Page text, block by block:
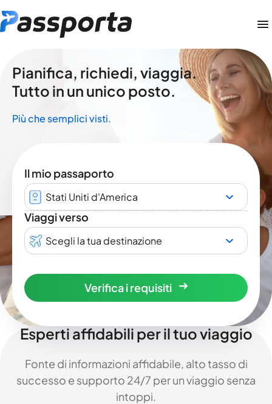
Pianifica, richiedi, viaggia.
Tutto in un unico posto.
Più che semplici visti.
Il mio passaporto
Stati Uniti d'America
Viaggi verso
Scegli la tua destinazione
Verifica i requisiti
Esperti affidabili per il tuo viaggio
Fonte di informazioni affidabile, alto tasso di
successo e supporto 24/7 per un viaggio senza
intoppi.